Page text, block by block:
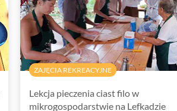
ZAJĘCIA REKREACYJNE
Lekcja pieczenia ciast filo w
mikrogospodarstwie na Lefkadzie